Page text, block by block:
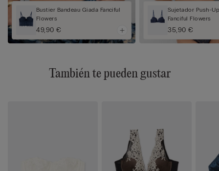
Bustier Bandeau Giada Fanciful
Flowers
49,90 €
Sujetador Push-
Fanciful Flowers
35,90 €
También te pueden gustar